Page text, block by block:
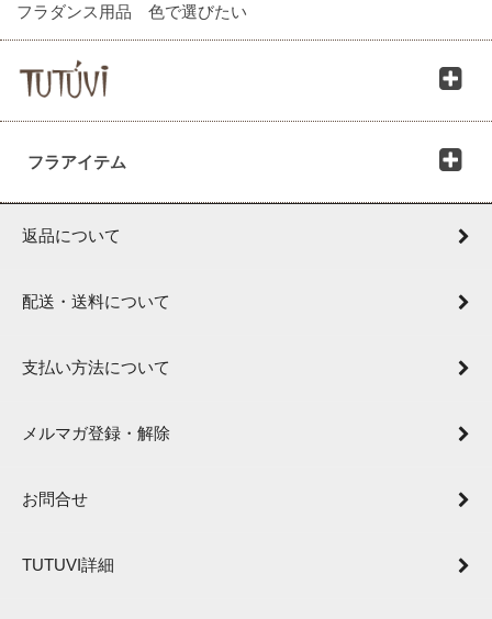
フラダンス用品 色で選びたい
フラアイテム
返品について
配送・送料について
支払い方法について
メルマガ登録・解除
お問合せ
TUTUVI詳細